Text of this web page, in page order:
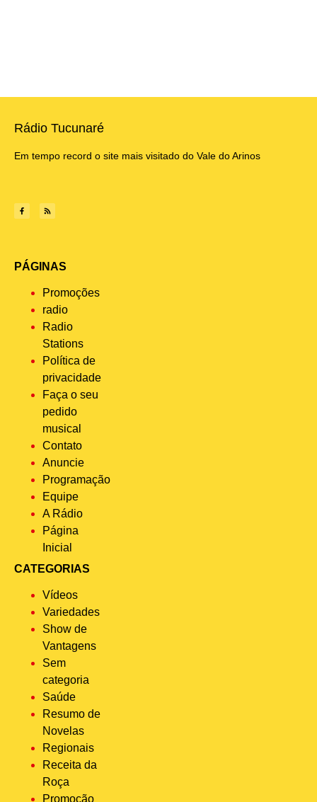
Rádio Tucunaré
Em tempo record o site mais visitado do Vale do Arinos
PÁGINAS
Promoções
radio
Radio
Stations
Política de
privacidade
Faça o seu
pedido
musical
Contato
Anuncie
Programação
Equipe
A Rádio
Página
Inicial
CATEGORIAS
Vídeos
Variedades
Show de
Vantagens
Sem
categoria
Saúde
Resumo de
Novelas
Regionais
Receita da
Roça
Promoção